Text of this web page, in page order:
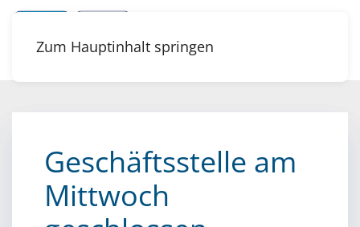
Zum Hauptinhalt springen
Geschäftsstelle am
Mittwoch